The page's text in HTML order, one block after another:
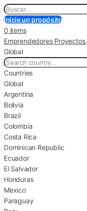
Inicie un propósito
0 items
Emprendedores Proyectos
Global
Countries
Global
Argentina
Bolivia
Brazil
Colombia
Costa Rica
Dominican Republic
Ecuador
El Salvador
Honduras
Mexico
Paraguay